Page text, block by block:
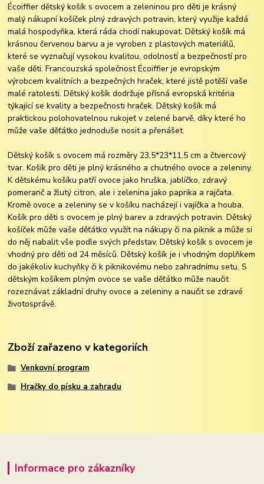
Écoiffier dětský košík s ovocem a zeleninou pro děti je krásný
malý nákupní košíček plný zdravých potravin, který využije každá
malá hospodyňka, která ráda chodí nakupovat. Dětský košík má
krásnou červenou barvu a je vyroben z plastových materiálů,
které se vyznačují vysokou kvalitou, odolností a bezpečností pro
vaše děti. Francouzská společnost Écoiffier je evropským
výrobcem kvalitních a bezpečných hraček, které jistě potěší vaše
malé ratolesti. Dětský košík dodržuje přísná evropská kritéria
týkající se kvality a bezpečnosti hraček. Dětský košík má
praktickou polohovatelnou rukojeť v zelené barvě, díky které ho
může vaše děťátko jednoduše nosit a přenášet.
Dětský košík s ovocem má rozměry 23,5*23*11,5 cm a čtvercový
tvar. Košík pro děti je plný krásného a chutného ovoce a zeleniny.
K dětskému košíku patří ovoce jako hruška, jablíčko, zdravý
pomeranč a žlutý citron, ale i zelenina jako paprika a rajčata.
Kromě ovoce a zeleniny se v košíku nacházejí i vajíčka a houba.
Košík pro děti s ovocem je plný barev a zdravých potravin. Dětský
košíček může vaše děťátko využít na nákupy či na piknik a může si
do něj nabalit vše podle svých představ. Dětský košík s ovocem je
vhodný pro děti od 24 měsíců. Dětský košík je i vhodným doplňkem
do jakékoliv kuchyňky či k piknikovému nebo zahradnímu setu. S
dětským košíkem plným ovoce se vaše děťátko může naučit
rozeznávat základní druhy ovoce a zeleniny a naučit se zdravé
životosprávě.
Zboží zařazeno v kategoriích
Venkovní program
Hračky do písku a zahradu
Informace pro zákazníky